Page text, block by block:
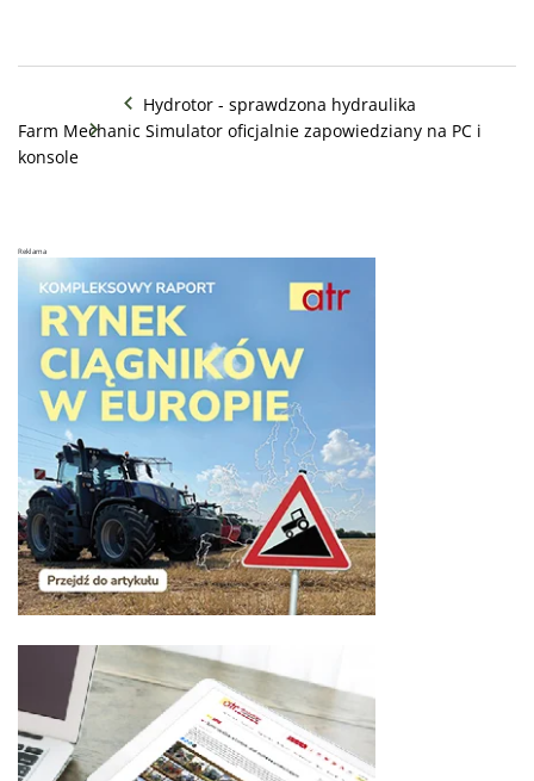
Hydrotor - sprawdzona hydraulika
Farm Mechanic Simulator oficjalnie zapowiedziany na PC i
konsole
Reklama